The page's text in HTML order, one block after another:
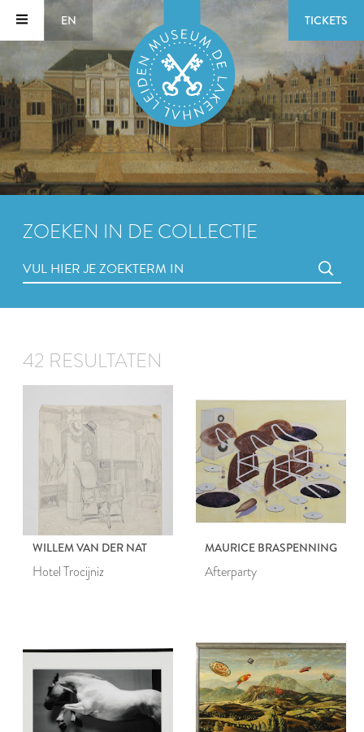
EN TICKETS
ZOEKEN IN DE COLLECTIE
42 RESULTATEN
WILLEM VAN DER NAT
Hotel Trocijniz
MAURICE BRASPENNING
Afterparty